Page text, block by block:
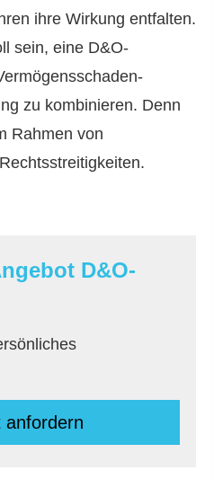
ihre Wirkung entfalten.
sein, eine D&O-
zu kombinieren. Denn
Rahmen von
D&O-
an­for­dern